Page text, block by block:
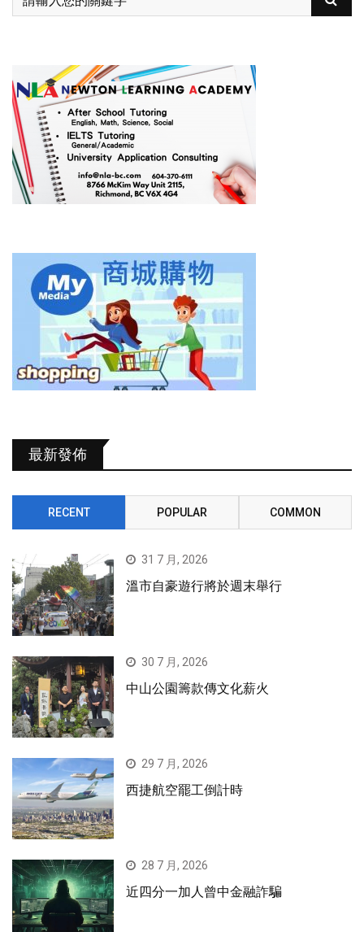
最新發佈
RECENT POPULAR COMMON
31 7 月, 2026
溫市自豪遊行將於週末舉行
30 7 月, 2026
中山公園籌款傳文化薪火
29 7 月, 2026
西捷航空罷工倒計時
28 7 月, 2026
近四分一加人曾中金融詐騙